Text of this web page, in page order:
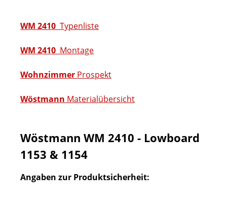
WM 2410 Typenliste
WM 2410 Montage
Wohnzimmer Prospekt
Wöstmann Materialübersicht
Wöstmann WM 2410 - Lowboard
1153 & 1154
Angaben zur Produktsicherheit: